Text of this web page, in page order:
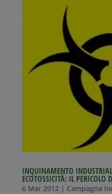
INQUINAMENTO
ECOTOSSICITÀ: IL PERICOLO
6 Mar 2012| Campagna